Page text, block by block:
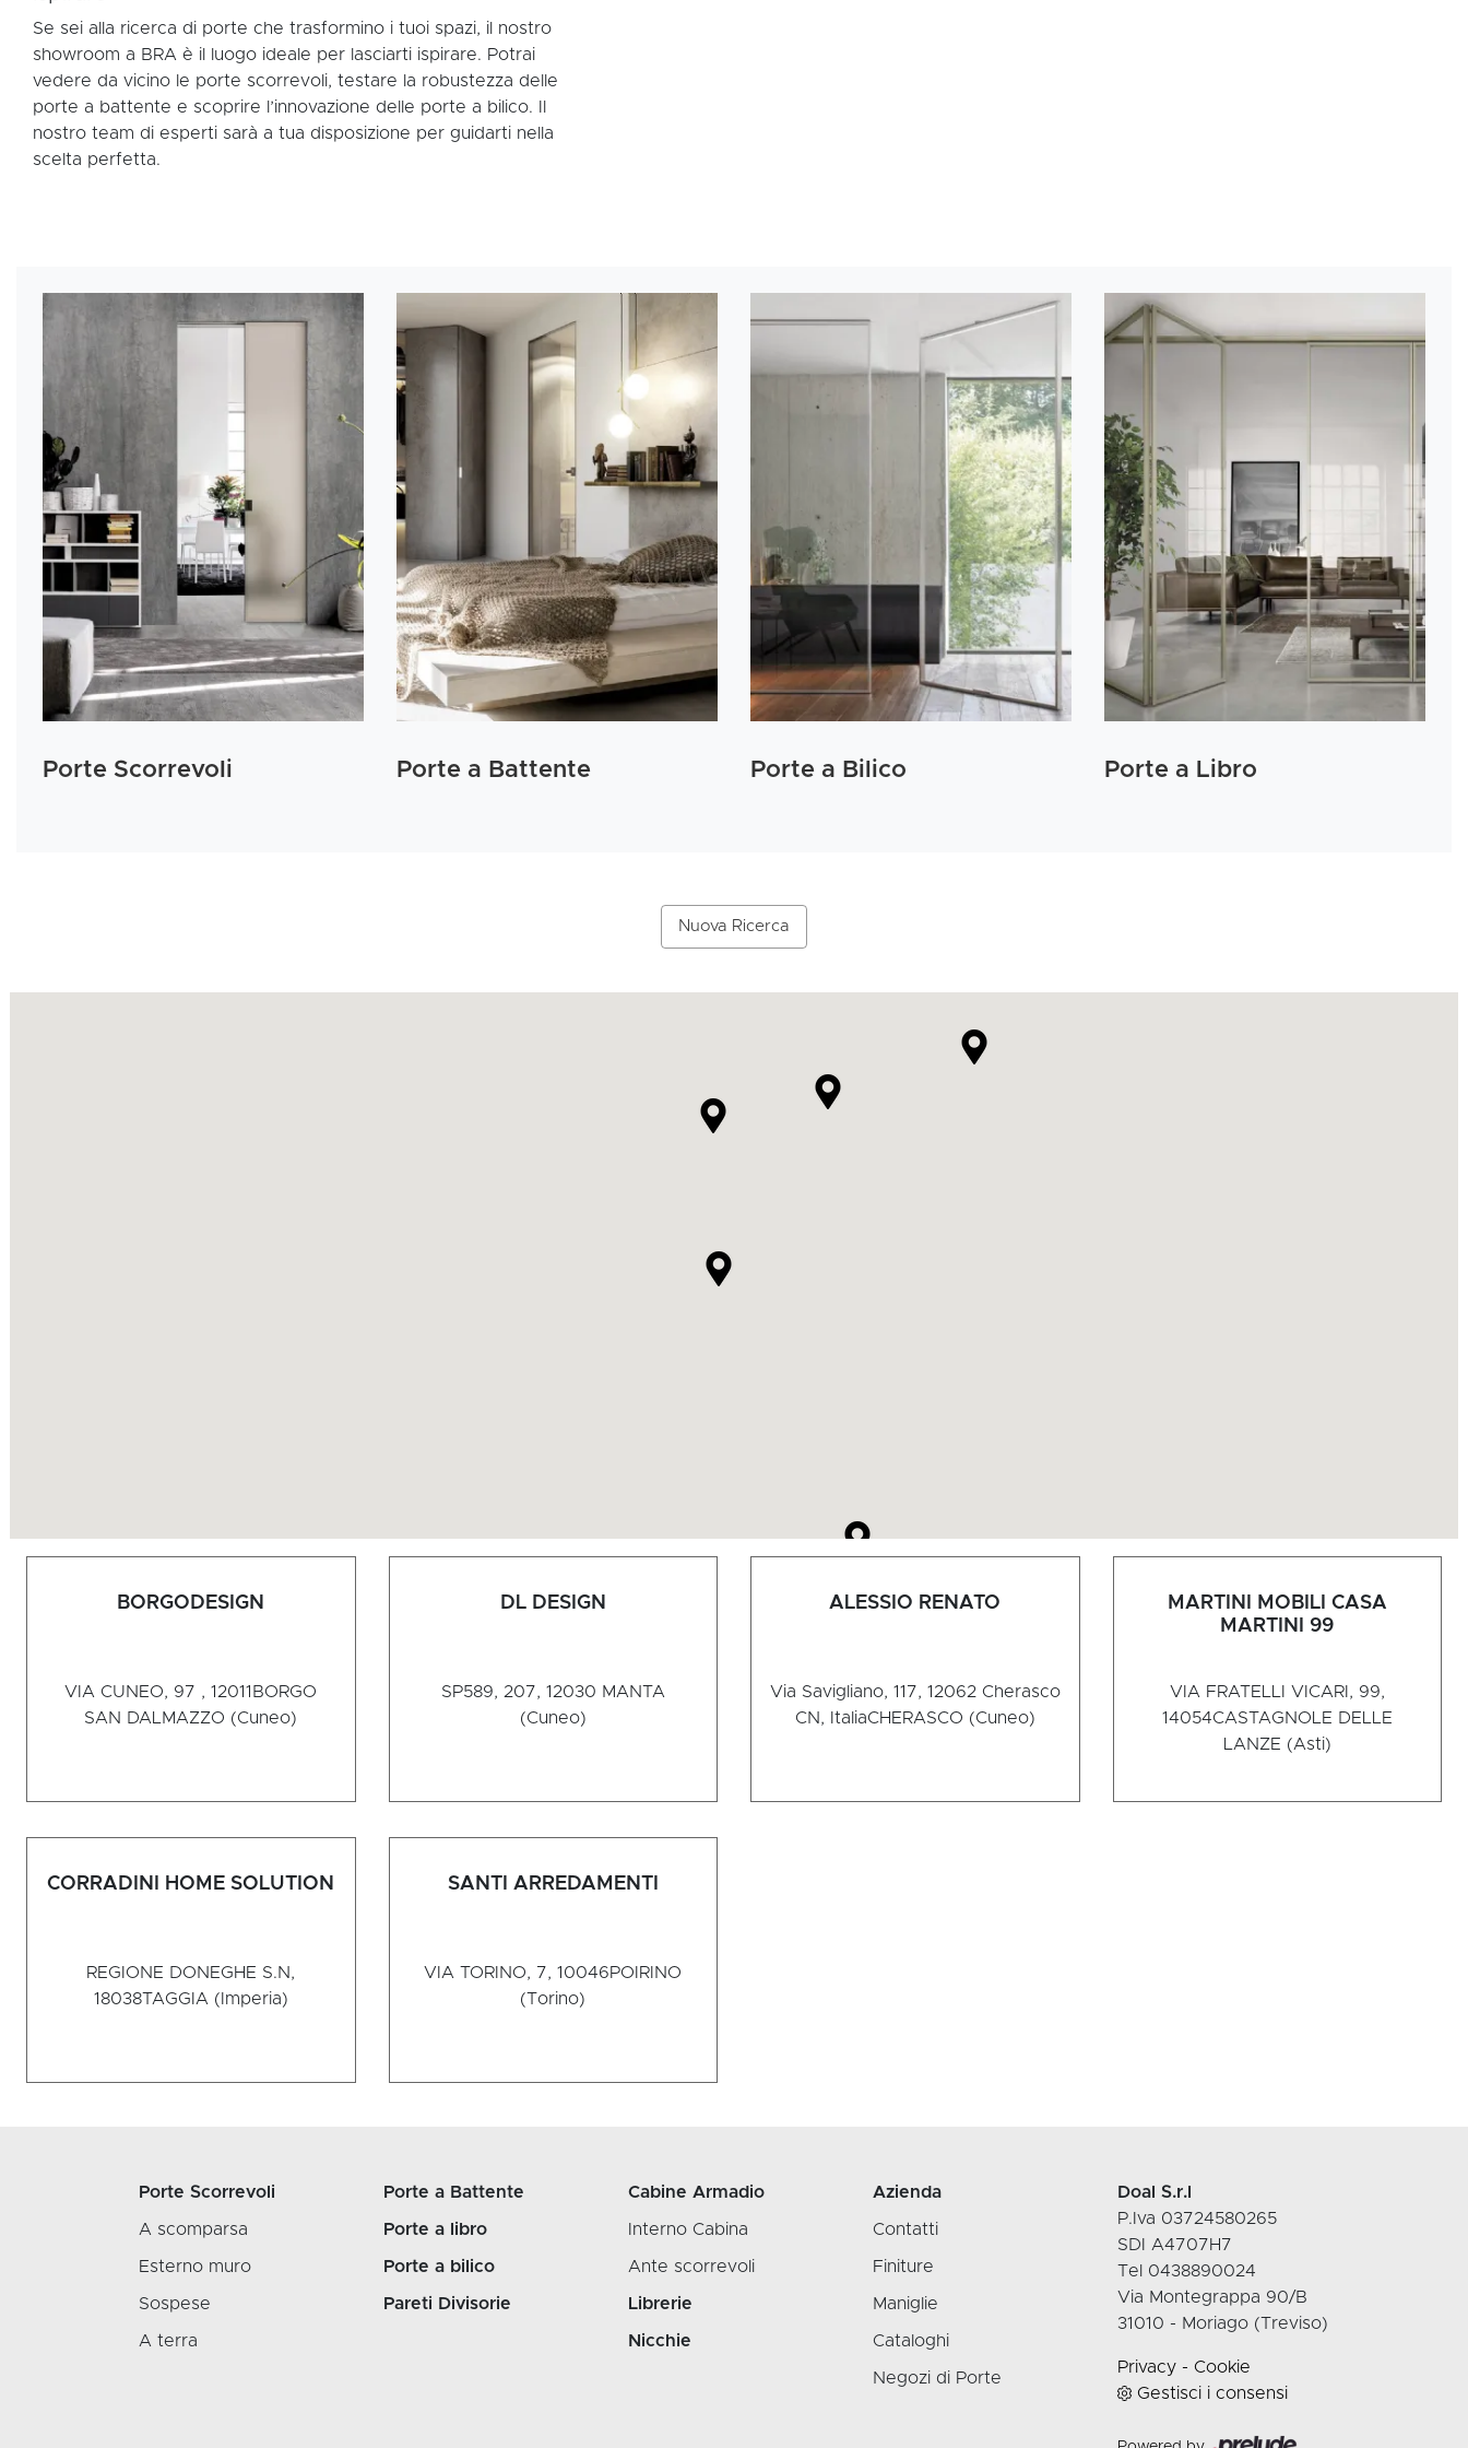
Se sei alla ricerca di porte che trasformino i tuoi spazi, il nostro
showroom a BRA è il luogo ideale per lasciarti ispirare. Potrai
vedere da vicino le porte scorrevoli, testare la robustezza delle
porte a battente e scoprire l’innovazione delle porte a bilico. Il
nostro team di esperti sarà a tua disposizione per guidarti nella
scelta perfetta.
Porte Scorrevoli Porte a Battente Porte a Bilico Porte a Libro
Nuova Ricerca
BORGODESIGN
VIA CUNEO, 97 , 12011 BORGO
SAN DALMAZZO (Cuneo)
DL DESIGN
SP589, 207, 12030 MANTA
(Cuneo)
ALESSIO RENATO
Via Savigliano, 117, 12062 Cherasco
CN, ItaliaCHERASCO (Cuneo)
MARTINI MOBILI CASA
MARTINI 99
VIA FRATELLI VICARI, 99,
14054CASTAGNOLE DELLE
LANZE (Asti)
CORRADINI HOME SOLUTION
REGIONE DONEGHE S.N,
18038TAGGIA (Imperia)
SANTI ARREDAMENTI
VIA TORINO, 7, 10046POIRINO
(Torino)
Porte Scorrevoli
A scomparsa
Esterno muro
Sospese
A terra
Porte a Battente
Porte a libro
Porte a bilico
Pareti Divisorie
Cabine Armadio
Interno Cabina
Ante scorrevoli
Librerie
Nicchie
Azienda
Contatti
Finiture
Maniglie
Cataloghi
Negozi di Porte
Doal S.r.l
P.Iva 03724580265
SDI A4707H7
Tel 0438890024
Via Montegrappa 90/B
31010 - Moriago (Treviso)
Privacy - Cookie
Gestisci i consensi